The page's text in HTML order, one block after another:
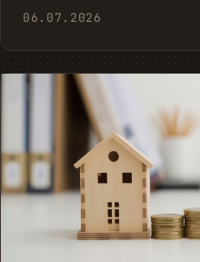
06.07.2026